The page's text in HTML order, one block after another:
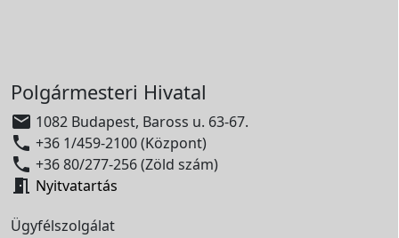
Polgármesteri Hivatal
 1082 Budapest, Baross u. 63-67.
 +36 1/459-2100 (Központ)
 +36 80/277-256 (Zöld szám)
 Nyitvatartás
Ügyfélszolgálat